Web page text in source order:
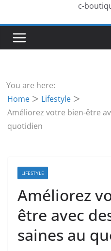
n
c-
You are here:
Home
Lifestyle
Améliorez votre bien-être
quotidien
LIFESTYLE
Améliorez
être avec
saines au